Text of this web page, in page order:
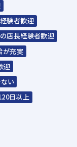
、在職中
験者歓迎
店長経験者歓迎
が充実
迎
い
日以上